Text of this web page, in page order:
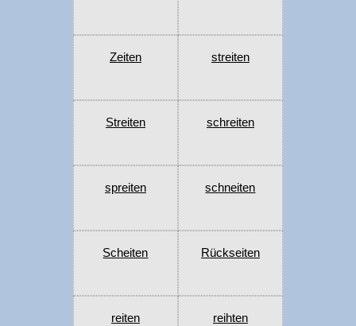
Zeiten streiten
Streiten schreiten
spreiten schneiten
Scheiten Rückseiten
reiten reihten